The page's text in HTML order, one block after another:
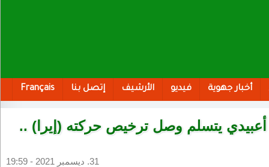
أخبار جهوية فيديو الأرشيف إتصل بنا Français
أعبيدي يتسلم وصل ترخيص حركته (إيرا) ..
31. ديسمبر 2021 - 19:59